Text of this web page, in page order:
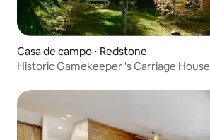
Casa de campo ⋅ Redstone
Historic Gamekeeper 's Carriage House